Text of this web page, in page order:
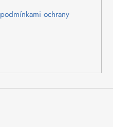
podmínkami ochrany